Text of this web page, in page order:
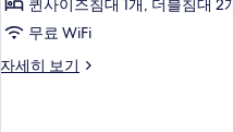
모
두
보
자
세
히
모
두
보
퀸사이즈침대 1개, 더블침대 2
무료 WiFi
자세히 보기
캐